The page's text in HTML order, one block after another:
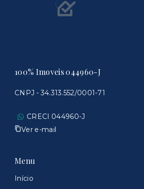
100% Imoveis 044960-J
CNPJ - 34.313.552/0001-71
CRECI 044960-J
Ver e-mail
Menu
Início